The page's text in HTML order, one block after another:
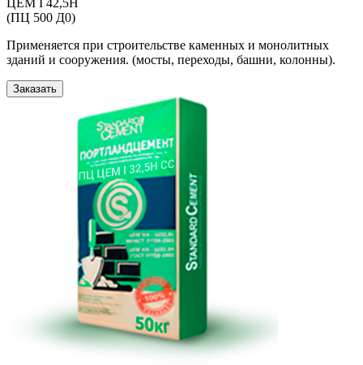
(ПЦ 500 Д0)
Применяется при строительстве каменных и монолитных
зданий и сооружения. (мосты, переходы, башни, колонны).
Заказать